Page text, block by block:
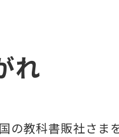
れ
の教科書販社さま